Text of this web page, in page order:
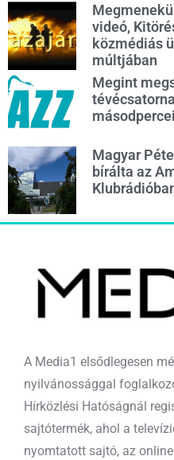
videó,
közmédiás
múltjában
Megint
másodpercei
Magyar
bírálta az
A Media1 elsődlegesen
nyilvánossággal
Hírközlési Hatóságnál
sajtótermék, ahol a
nyomtatott sajtó, az